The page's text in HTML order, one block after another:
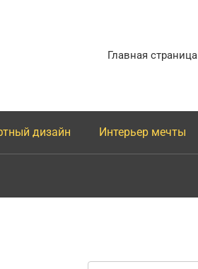
Главная страница
дизайн Интерьер мечты